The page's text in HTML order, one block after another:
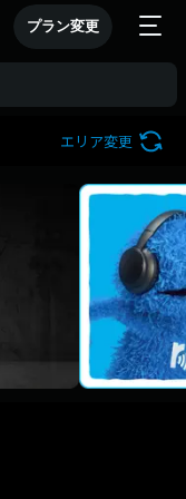
プラン変更
エリア変更